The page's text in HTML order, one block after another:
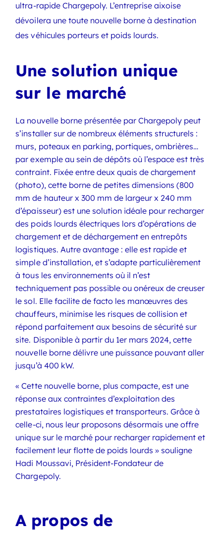
ultra-rapide Chargepoly. L’entreprise aixoise
dévoilera une toute nouvelle borne à destination
des véhicules porteurs et poids lourds.
Une solution unique
sur le marché
La nouvelle borne présentée par Chargepoly peut
s’installer sur de nombreux éléments structurels :
murs, poteaux en parking, portiques, ombrières…
par exemple au sein de dépôts où l’espace est très
contraint. Fixée entre deux quais de chargement
(photo), cette borne de petites dimensions (800
mm de hauteur x 300 mm de largeur x 240 mm
d’épaisseur) est une solution idéale pour recharger
des poids lourds électriques lors d’opérations de
chargement et de déchargement en entrepôts
logistiques. Autre avantage : elle est rapide et
simple d’installation, et s’adapte particulièrement
à tous les environnements où il n’est
techniquement pas possible ou onéreux de creuser
le sol. Elle facilite de facto les manœuvres des
chauffeurs, minimise les risques de collision et
répond parfaitement aux besoins de sécurité sur
site. Disponible à partir du 1er mars 2024, cette
nouvelle borne délivre une puissance pouvant aller
jusqu’à 400 kW.
« Cette nouvelle borne, plus compacte, est une
réponse aux contraintes d’exploitation des
prestataires logistiques et transporteurs. Grâce à
celle-ci, nous leur proposons désormais une offre
unique sur le marché pour recharger rapidement et
facilement leur flotte de poids lourds » souligne
Hadi Moussavi, Président-Fondateur de
Chargepoly.
A propos de